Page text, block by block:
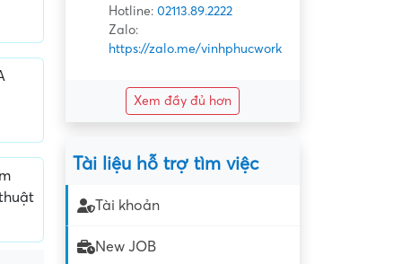
Hotline: 02113.89.2222
Zalo:
https://zalo.me/vinhphucwork
Xem đầy đủ hơn
Tài liệu hỗ trợ tìm việc
Tài khoản
New JOB